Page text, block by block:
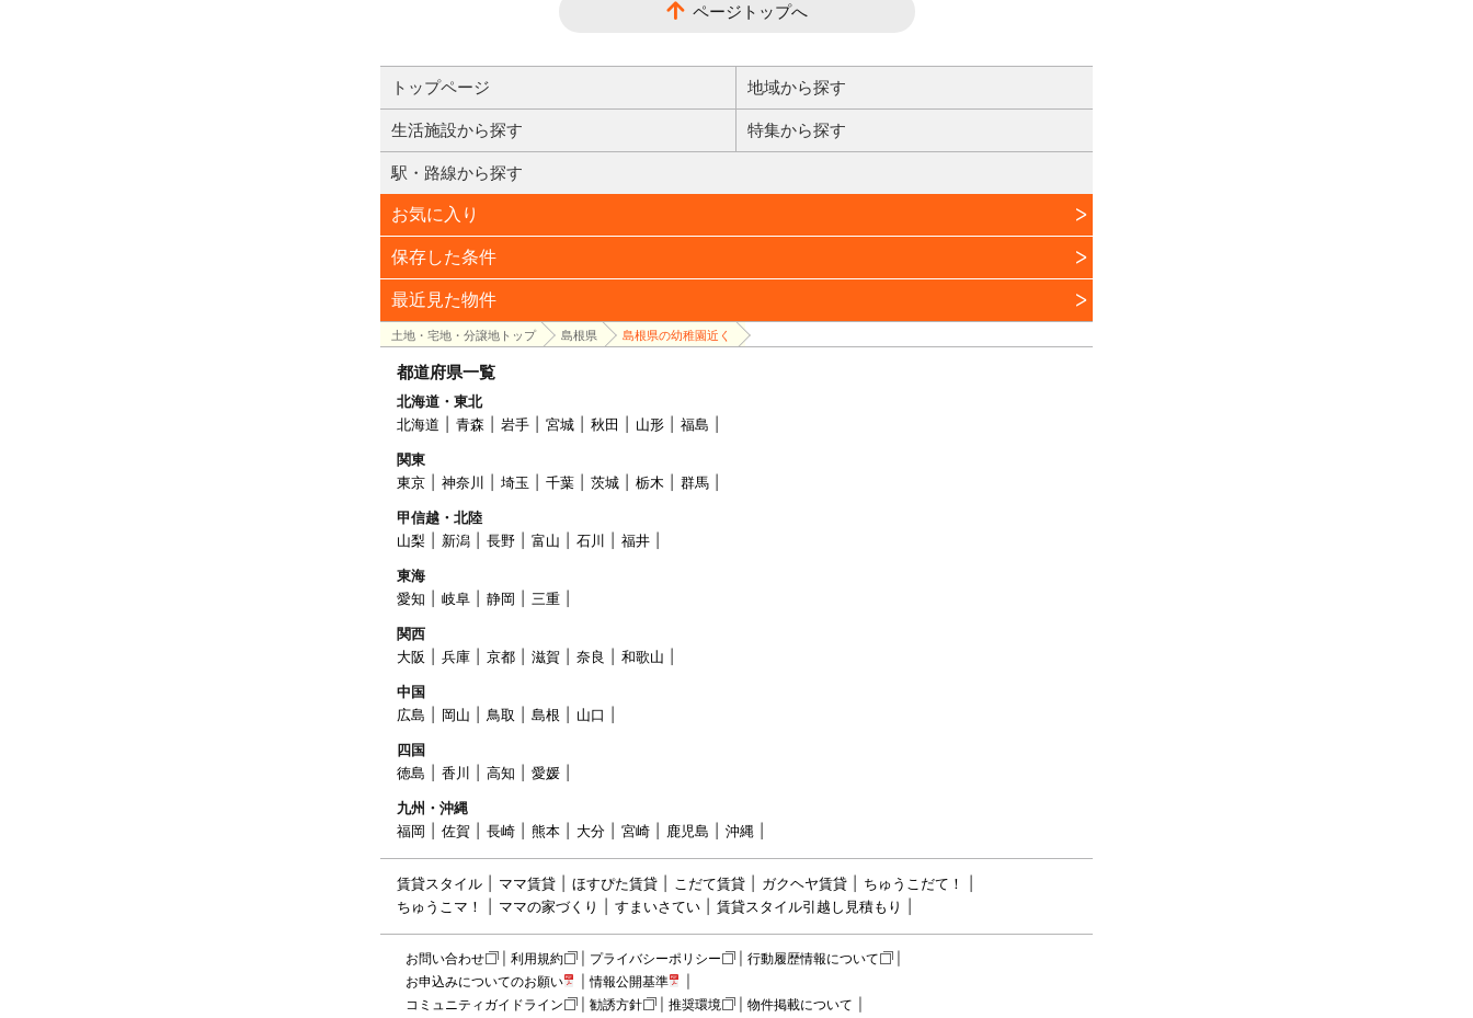
ページトップへ
トップページ 地域から探す
生活施設から探す 特集から探す
駅・路線から探す
お気に入り
保存した条件
最近見た物件
土地・宅地・分譲地トップ 島根県 島根県の幼稚園近く
都道府県一覧
北海道・東北
北海道
青森 岩手 宮城 秋田 山形
福島
関東
東京
神奈川 埼玉 千葉 茨城 栃木
群馬
甲信越・北陸
山梨
新潟 長野 富山 石川
福井
東海
愛知
岐阜 静岡
三重
関西
大阪
兵庫 京都 滋賀 奈良
和歌山
中国
広島
岡山 鳥取 島根
山口
四国
徳島
香川 高知
愛媛
九州・沖縄
福岡
佐賀 長崎 熊本 大分 宮崎 鹿児島 沖縄
賃貸スタイル ママ賃貸 ほすぴた賃貸 こだて賃貸 ガクヘヤ賃貸
ちゅうこだて！
ちゅうこマ！
ママの家づくり すまいさてい 賃貸スタイル引越し見積もり
お問い合わせ 利用規約 プライバシーポリシー
行動履歴情報について
お申込みについてのお願い
情報公開基準
コミュニティガイドライン
勧誘方針 推奨環境 物件掲載について